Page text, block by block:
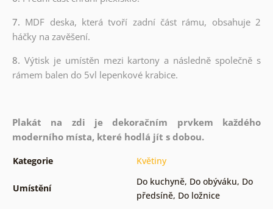
7. MDF deska, která tvoří zadní část rámu, obsahuje 2
háčky na zavěšení.
8. Výtisk je umístěn mezi kartony a následně společně s
rámem balen do 5vl lepenkové krabice.
Plakát na zdi je dekoračním prvkem každého
moderního místa, které hodlá jít s dobou.
Kategorie Květiny
Umístění
Do kuchyně, Do obýváku, Do
předsíně, Do ložnice